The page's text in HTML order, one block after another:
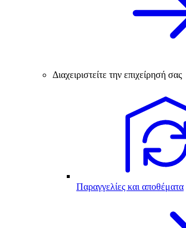
Διαχειριστείτε την επιχείρησή σας
Παραγγελίες και αποθέματα